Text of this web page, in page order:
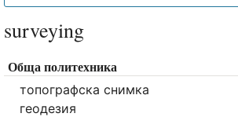
surveying
Обща политехника
топографска снимка
геодезия